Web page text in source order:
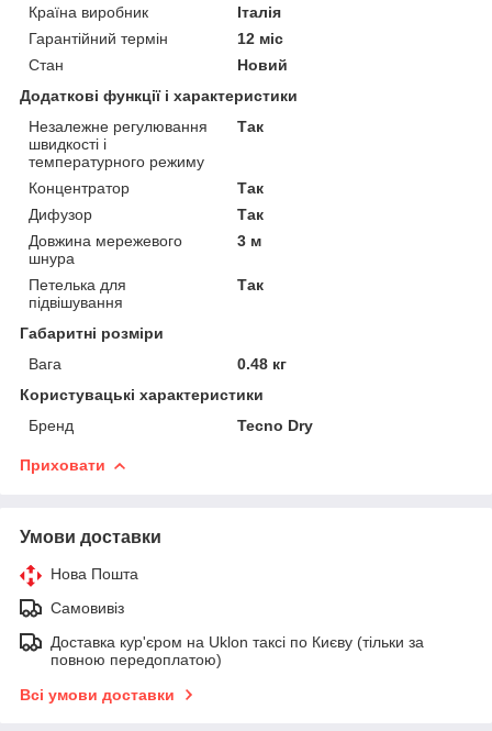
Країна виробник
Італія
Гарантійний термін
12 міс
Стан
Новий
Додаткові функції і характеристики
Незалежне регулювання
швидкості і
температурного режиму
Так
Концентратор
Так
Дифузор
Так
Довжина мережевого
шнура
3 м
Петелька для
підвішування
Так
Габаритні розміри
Вага
0.48 кг
Користувацькi характеристики
Бренд
Tecno Dry
Приховати
Умови доставки
Нова Пошта
Самовивіз
Доставка кур'єром на Uklon таксі по Києву (тільки за
повною передоплатою)
Всі умови доставки